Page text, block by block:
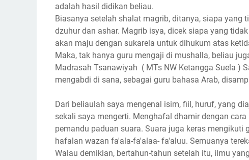
adalah hasil didikan beliau.
Biasanya setelah shalat magrib, ditanya, siapa
dzuhur dan ashar. Magrib isya, dicek siapa yang
akan maju dengan sukarela untuk dihukum atas
Maka, tak hanya guru mengaji di mushalla, beliau
Madrasah Tsanawiyah ( MTs NW Ketangga Suela )
mengabdi di sana, sebagai guru bahasa Arab,
Dari beliaulah saya mengenal isim, fiil, huruf, yang
sekali saya mengerti. Menghafal dhamir dengan
pemandu paduan suara. Suara juga keras mengikuti
hafalan wazan fa'ala-fa'alaa- fa'aluu. Semuanya
Walau demikian, bertahun-tahun setelah itu, ilmu